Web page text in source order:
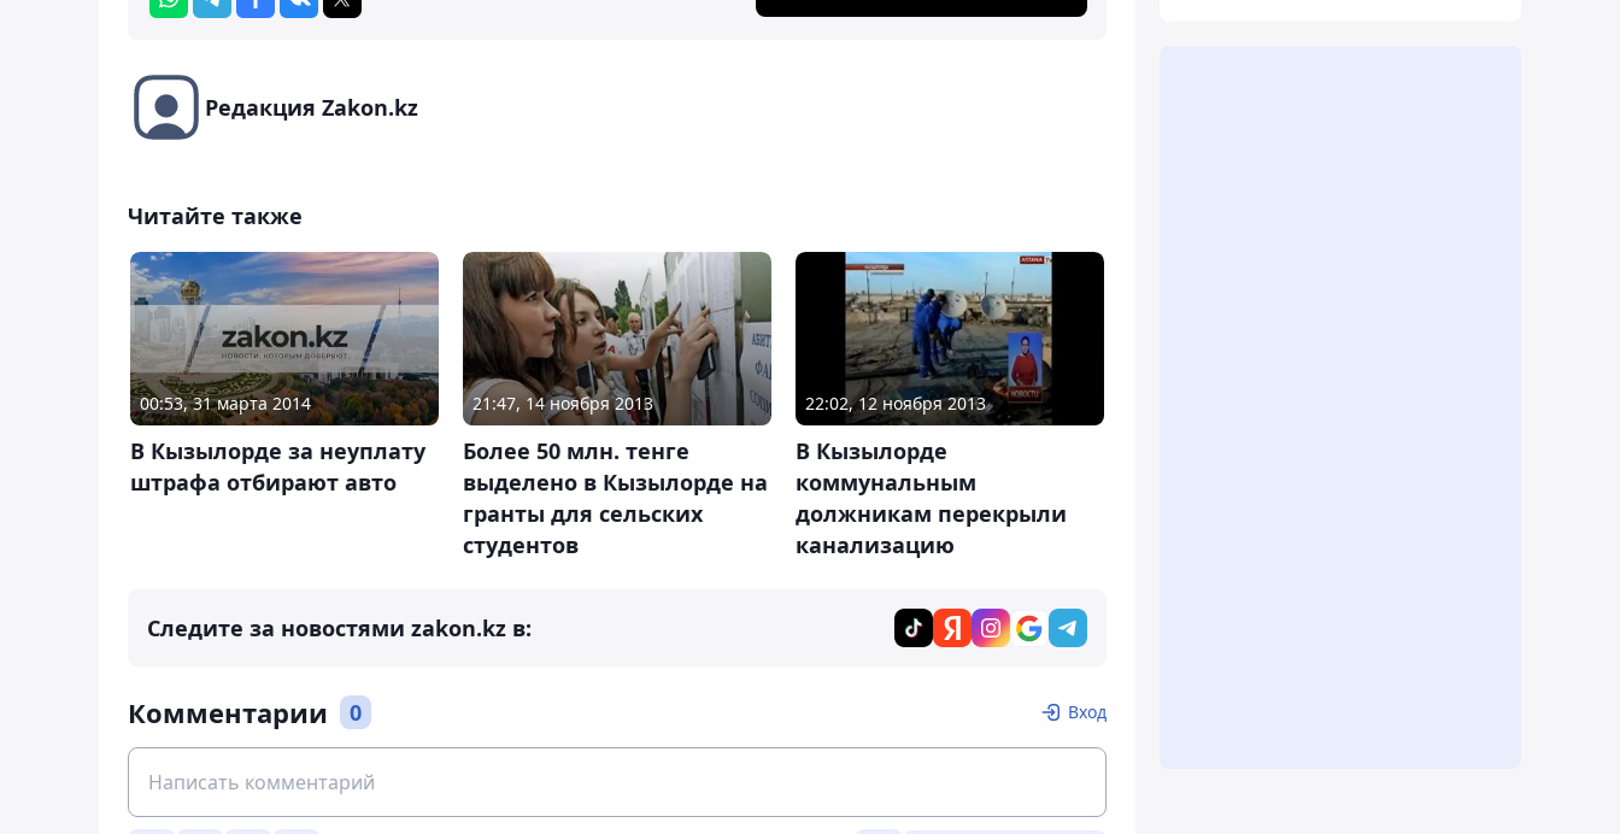
Редакция Zakon.kz
Читайте также
00:53, 31 марта 2014
В Кызылорде за неуплату
штрафа отбирают авто
21:47, 14 ноября 2013
Более 50 млн. тенге
выделено в Кызылорде на
гранты для сельских
студентов
22:02, 12 ноября 2013
В Кызылорде
коммунальным
должникам перекрыли
канализацию
Следите за новостями zakon.kz в:
Комментарии 0 Вход